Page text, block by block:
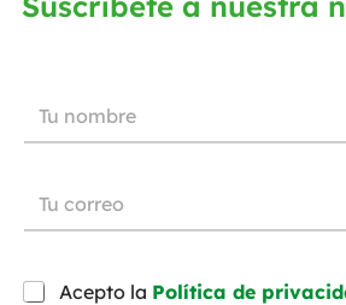
Acepto la Política de